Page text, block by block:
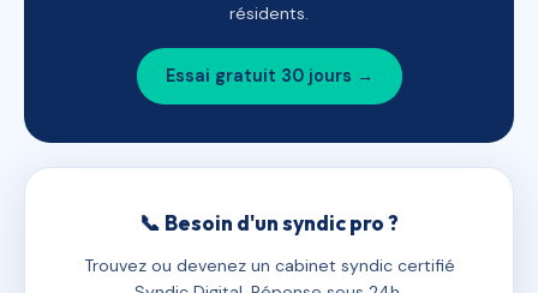
résidents.
Essai gratuit 30 jours →
📞 Besoin d'un syndic pro ?
Trouvez ou devenez un cabinet syndic certifié